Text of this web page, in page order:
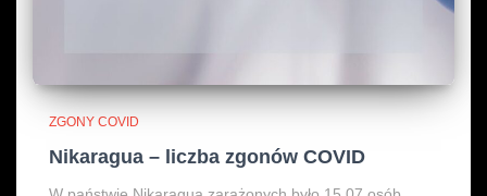
ZGONY COVID
Nikaragua – liczba zgonów COVID